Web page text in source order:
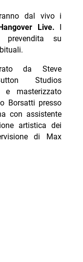
dal vivo i
Hangover Live.
su
da Steve
Studios
masterizzato
Borsatti presso
con assistente
artistica dei
di Max